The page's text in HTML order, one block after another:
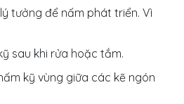
tưởng để nấm phát triển. Vì
sau khi rửa hoặc tắm.
kỹ vùng giữa các kẽ ngón